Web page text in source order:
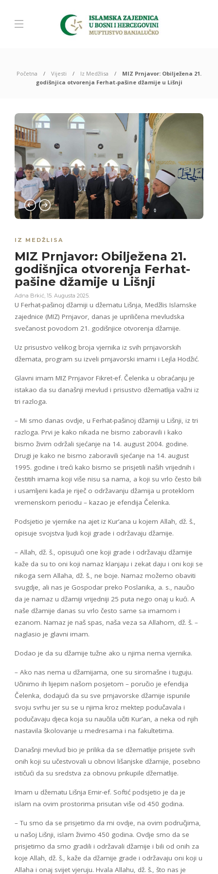
Početna Vijesti Iz Medžlisa
MIZ Prnjavor: Obilježena 21.
godišnjica otvorenja Ferhat-pašine džamije u Lišnji
IZ MEDŽLISA
MIZ Prnjavor: Obilježena 21.
godišnjica otvorenja Ferhat-
pašine džamije u Lišnji
Adna Brkić, 15. Augusta 2025.
U Ferhat-pašinoj džamiji u džematu Lišnja, Medžlis Islamske
zajednice (MIZ) Prnjavor, danas je upriličena mevludska
svečanost povodom 21. godišnjice otvorenja džamije.
Uz prisustvo velikog broja vjernika iz svih prnjavorskih
džemata, program su izveli prnjavorski imami i Lejla Hodžić.
Glavni imam MIZ Prnjavor Fikret-ef. Čelenka u obraćanju je
istakao da su današnji mevlud i prisustvo džematlija važni iz
tri razloga.
– Mi smo danas ovdje, u Ferhat-pašinoj džamiji u Lišnji, iz tri
razloga. Prvi je kako nikada ne bismo zaboravili i kako
bismo živim održali sjećanje na 14. august 2004. godine.
Drugi je kako ne bismo zaboravili sjećanje na 14. august
1995. godine i treći kako bismo se prisjetili naših vrijednih i
čestitih imama koji više nisu sa nama, a koji su vrlo često bili
i usamljeni kada je riječ o održavanju džamija u proteklom
vremenskom periodu – kazao je efendija Čelenka.
Podsjetio je vjernike na ajet iz Kur’ana u kojem Allah, dž. š.,
opisuje svojstva ljudi koji grade i održavaju džamije.
– Allah, dž. š., opisujući one koji grade i održavaju džamije
kaže da su to oni koji namaz klanjaju i zekat daju i oni koji se
nikoga sem Allaha, dž. š., ne boje. Namaz možemo obaviti
svugdje, ali nas je Gospodar preko Poslanika, a. s., naučio
da je namaz u džamiji vrijedniji 25 puta nego onaj u kući. A
naše džamije danas su vrlo često same sa imamom i
ezanom. Namaz je naš spas, naša veza sa Allahom, dž. š. –
naglasio je glavni imam.
Dodao je da su džamije tužne ako u njima nema vjernika.
– Ako nas nema u džamijama, one su siromašne i tuguju.
Učinimo ih lijepim našom posjetom – poručio je efendija
Čelenka, dodajući da su sve prnjavorske džamije ispunile
svoju svrhu jer su se u njima kroz mektep podučavala i
podučavaju djeca koja su naučila učiti Kur’an, a neka od njih
nastavila školovanje u medresama i na fakultetima.
Današnji mevlud bio je prilika da se džematlije prisjete svih
onih koji su učestvovali u obnovi lišanjske džamije, posebno
ističući da su sredstva za obnovu prikupile džematlije.
Imam u džematu Lišnja Emir-ef. Softić podsjetio je da je
islam na ovim prostorima prisutan više od 450 godina.
– Tu smo da se prisjetimo da mi ovdje, na ovim područjima,
u našoj Lišnji, islam živimo 450 godina. Ovdje smo da se
prisjetimo da smo gradili i održavali džamije i bili od onih za
koje Allah, dž. š., kaže da džamije grade i održavaju oni koji u
Allaha i onaj svijet vjeruju. Hvala Allahu, dž. š., što nas je